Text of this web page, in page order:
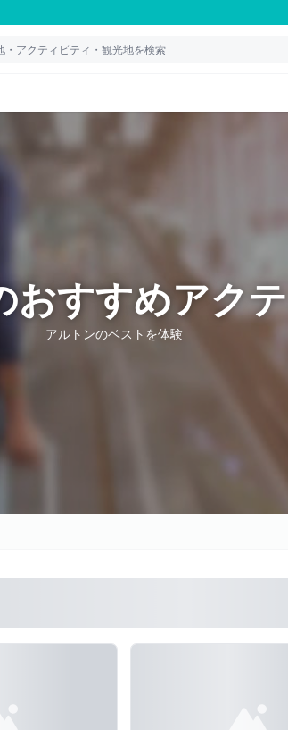
おすすめアク
アルトンのベストを体験